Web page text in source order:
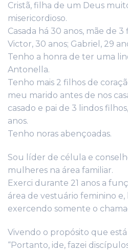
Cristã, filha de um Deus
misericordioso.
Casada há 30 anos, mãe de 3
Victor, 30 anos; Gabriel, 29
Tenho a honra de ter uma
Antonella.
Tenho mais 2 filhos de
meu marido antes de nos
casado e pai de 3 lindos
anos.
Tenho noras abençoadas.
Sou líder de célula e
mulheres na área familiar.
Exerci durante 21 anos a
área de vestuário feminino e,
exercendo somente o
Vivendo o propósito que
“Portanto, ide, fazei